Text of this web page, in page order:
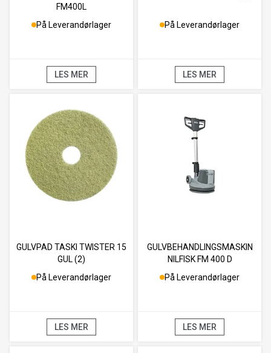
FM400L
På Leverandørlager
LES MER
På Leverandørlager
LES MER
GULVPAD TASKI TWISTER 15
GUL (2)
På Leverandørlager
LES MER
GULVBEHANDLINGSMASKIN
NILFISK FM 400 D
På Leverandørlager
LES MER